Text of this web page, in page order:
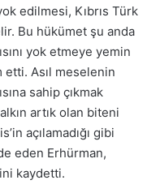
edilmesi, Kıbrıs Türk
Bu hükümet şu anda
yok etmeye yemin
etti. Asıl meselenin
sahip çıkmak
artık olan biteni
açılamadığı gibi
eden Erhürman,
kaydetti.